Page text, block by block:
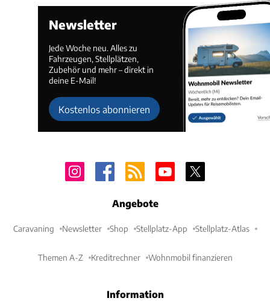
Newsletter
Jede Woche neu. Alles zu
Fahrzeugen, Stellplätzen,
Zubehör und mehr – direkt in
deine E-Mail!
Kostenlos abonnieren
Angebote
Caravaning Newsletter Shop Stellplatz-App Stellplatz-Atlas
Themen A-Z Kreditrechner Wohnmobil finanzieren
Information